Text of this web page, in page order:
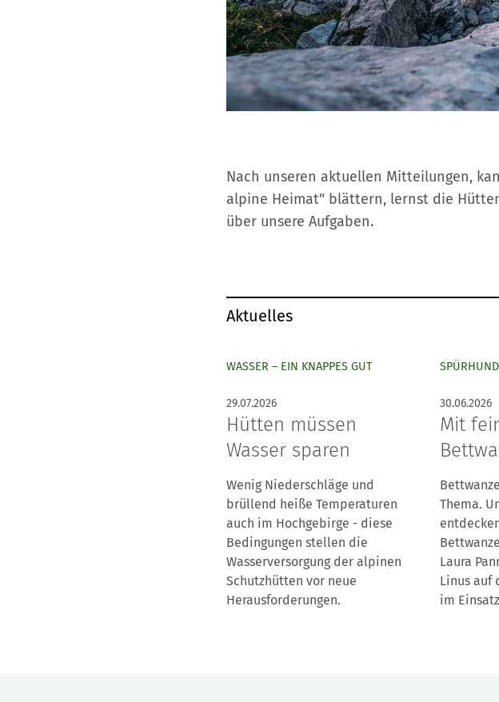
Nach unseren aktuellen Mitteilungen,
alpine Heimat" blättern, lernst die
über unsere Aufgaben.
Aktuelles
WASSER – EIN KNAPPES GUT
29.07.2026
Hütten müssen
Wasser sparen
Wenig Niederschläge und
brüllend heiße Temperaturen
auch im Hochgebirge - diese
Bedingungen stellen die
Wasserversorgung der alpinen
Schutzhütten vor neue
Herausforderungen.
30.06.2026
Mit
Thema.
Laura
Linus auf
im